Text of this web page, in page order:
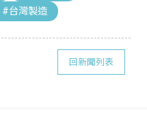
#台灣製造
回新聞列表